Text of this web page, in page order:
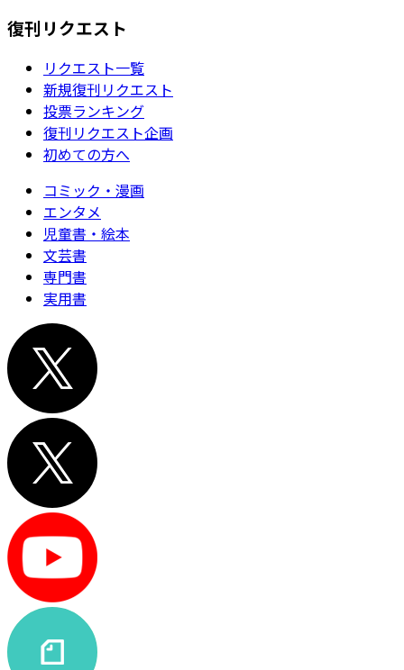
復刊リクエスト
リクエスト一覧
新規復刊リクエスト
投票ランキング
復刊リクエスト企画
初めての方へ
コミック・漫画
エンタメ
児童書・絵本
文芸書
専門書
実用書